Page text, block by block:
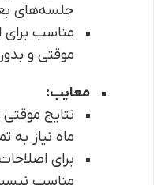
جلسه‌های
مناسب برای
موقتی و
معایب:
ماه نیاز به
برای
مناسب